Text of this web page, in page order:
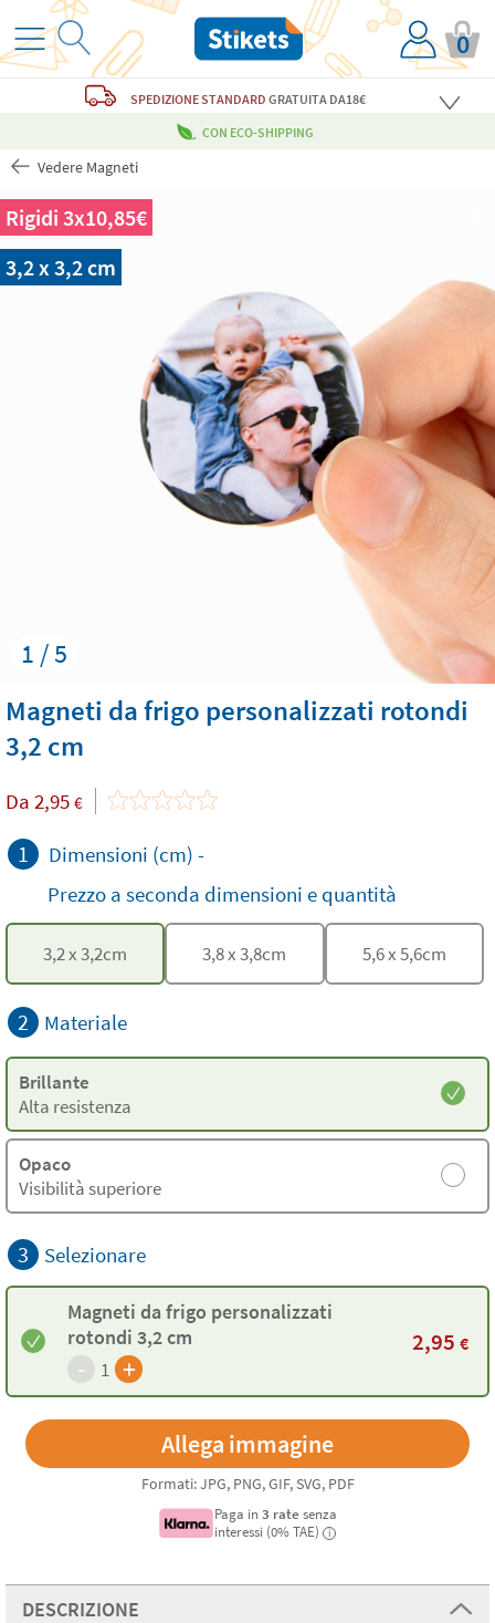
0
SPEDIZIONE STANDARD GRATUITADA18€
CON ECO-SHIPPING
Vedere Magneti
1 / 5
Rigidi 3x10,85€
3,2 x 3,2 cm
Magneti da frigo personalizzati rotondi
3,2 cm
Da 2,95 €
1 Dimensioni (cm) -
Prezzo a seconda dimensioni e quantità
3,2x3,2cm 3,8x3,8cm 5,6x5,6cm
2 Materiale
Brillante
Alta resistenza
Opaco
Visibilità superiore
3 Selezionare
Magneti da frigo personalizzati
rotondi 3,2 cm
- 1 +
2,95 €
Formati: JPG, PNG, GIF, SVG, PDF
Paga in3 rate senza
interessi (0% TAE)
i
DESCRIZIONE